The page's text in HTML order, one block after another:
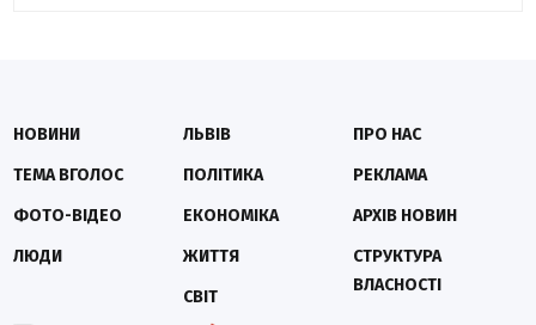
НОВИНИ
ТЕМА ВГОЛОС
ФОТО-ВІДЕО
ЛЮДИ
ЛЬВІВ
ПОЛІТИКА
ЕКОНОМІКА
ЖИТТЯ
СВІТ
ПРО НАС
РЕКЛАМА
АРХІВ НОВИН
СТРУКТУРА
ВЛАСНОСТІ